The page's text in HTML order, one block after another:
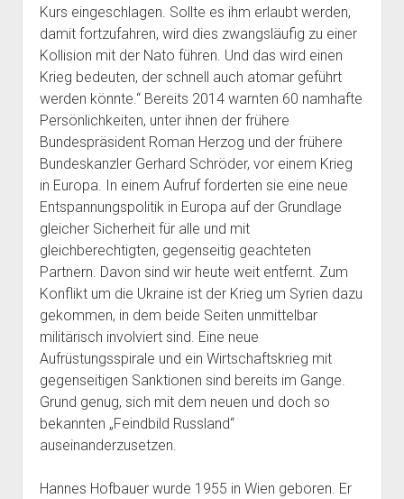
Kurs eingeschlagen. Sollte es ihm erlaubt werden,
damit fortzufahren, wird dies zwangsläufig zu einer
Kollision mit der Nato führen. Und das wird einen
Krieg bedeuten, der schnell auch atomar geführt
werden könnte.“ Bereits 2014 warnten 60 namhafte
Persönlichkeiten, unter ihnen der frühere
Bundespräsident Roman Herzog und der frühere
Bundeskanzler Gerhard Schröder, vor einem Krieg
in Europa. In einem Aufruf forderten sie eine neue
Entspannungspolitik in Europa auf der Grundlage
gleicher Sicherheit für alle und mit
gleichberechtigten, gegenseitig geachteten
Partnern. Davon sind wir heute weit entfernt. Zum
Konflikt um die Ukraine ist der Krieg um Syrien dazu
gekommen, in dem beide Seiten unmittelbar
militärisch involviert sind. Eine neue
Aufrüstungsspirale und ein Wirtschaftskrieg mit
gegenseitigen Sanktionen sind bereits im Gange.
Grund genug, sich mit dem neuen und doch so
bekannten „Feindbild Russland“
auseinanderzusetzen.
Hannes Hofbauer wurde 1955 in Wien geboren. Er